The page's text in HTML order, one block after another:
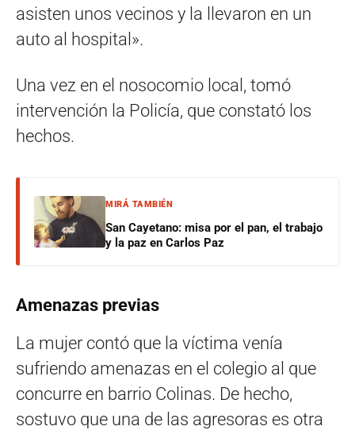
asisten unos vecinos y la llevaron en un
auto al hospital».
Una vez en el nosocomio local, tomó
intervención la Policía, que constató los
hechos.
MIRÁ TAMBIÉN
San Cayetano: misa por el pan, el trabajo
y la paz en Carlos Paz
Amenazas previas
La mujer contó que la víctima venía
sufriendo amenazas en el colegio al que
concurre en barrio Colinas. De hecho,
sostuvo que una de las agresoras es otra